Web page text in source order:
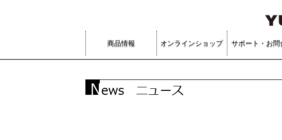
商品情報 オンラインショップ サポート・お問